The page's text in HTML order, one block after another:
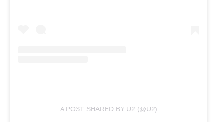
A POST SHARED BY U2 (@U2)